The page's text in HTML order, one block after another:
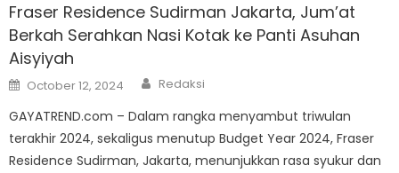
Fraser Residence Sudirman Jakarta, Jum’at
Berkah Serahkan Nasi Kotak ke Panti Asuhan
Aisyiyah
Posted
on
October 12, 2024 Author
Redaksi
GAYATREND.com – Dalam rangka menyambut triwulan
terakhir 2024, sekaligus menutup Budget Year 2024, Fraser
Residence Sudirman, Jakarta, menunjukkan rasa syukur dan